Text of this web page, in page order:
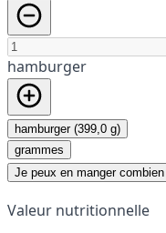
hamburger
hamburger (399,0 g)
grammes
Je peux en manger
Valeur nutritionnelle